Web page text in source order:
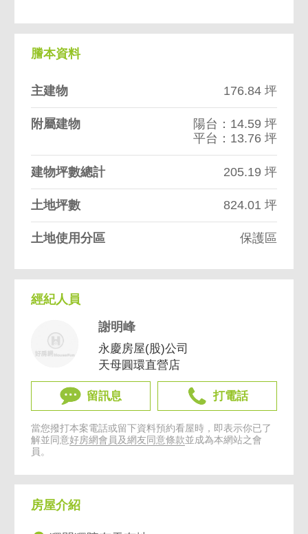
謄本資料
主建物 176.84 坪
附屬建物
陽台：14.59 坪
平台：13.76 坪
建物坪數總計 205.19 坪
土地坪數 824.01 坪
土地使用分區 保護區
經紀人員
謝明峰
永慶房屋(股)公司
天母圓環直營店
留訊息 打電話
當您撥打本案電話或留下資料預約看屋時，即表示你已了
解並同意好房網會員及網友同意條款並成為本網站之會
員。
房屋介紹